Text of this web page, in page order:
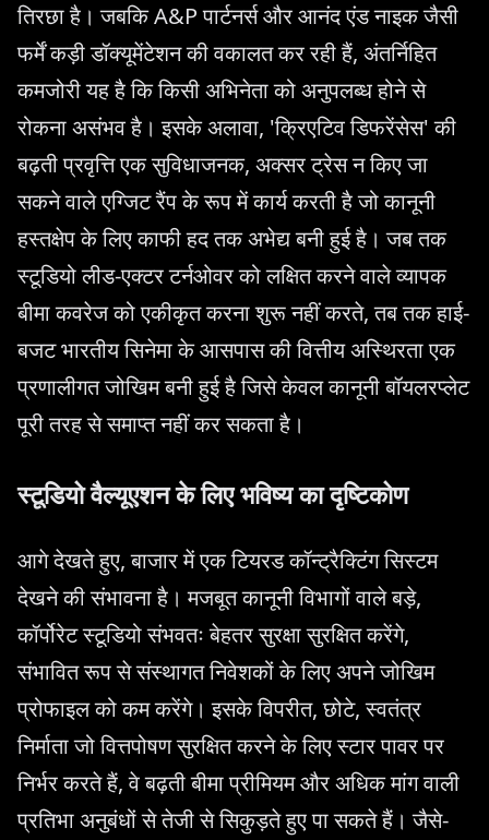
तिरछा है। जबकि A&P पार्टनर्स और आनंद एंड नाइक जैसी
फर्में कड़ी डॉक्यूमेंटेशन की वकालत कर रही हैं, अंतर्निहित
कमजोरी यह है कि किसी अभिनेता को अनुपलब्ध होने से
रोकना असंभव है। इसके अलावा, 'क्रिएटिव डिफरेंसेस' की
बढ़ती प्रवृत्ति एक सुविधाजनक, अक्सर ट्रेस न किए जा
सकने वाले एग्जिट रैंप के रूप में कार्य करती है जो कानूनी
हस्तक्षेप के लिए काफी हद तक अभेद्य बनी हुई है। जब तक
स्टूडियो लीड-एक्टर टर्नओवर को लक्षित करने वाले व्यापक
बीमा कवरेज को एकीकृत करना शुरू नहीं करते, तब तक हाई-
बजट भारतीय सिनेमा के आसपास की वित्तीय अस्थिरता एक
प्रणालीगत जोखिम बनी हुई है जिसे केवल कानूनी बॉयलरप्लेट
पूरी तरह से समाप्त नहीं कर सकता है।
स्टूडियो वैल्यूएशन के लिए भविष्य का दृष्टिकोण
आगे देखते हुए, बाजार में एक टियरड कॉन्ट्रैक्टिंग सिस्टम
देखने की संभावना है। मजबूत कानूनी विभागों वाले बड़े,
कॉर्पोरेट स्टूडियो संभवतः बेहतर सुरक्षा सुरक्षित करेंगे,
संभावित रूप से संस्थागत निवेशकों के लिए अपने जोखिम
प्रोफाइल को कम करेंगे। इसके विपरीत, छोटे, स्वतंत्र
निर्माता जो वित्तपोषण सुरक्षित करने के लिए स्टार पावर पर
निर्भर करते हैं, वे बढ़ती बीमा प्रीमियम और अधिक मांग वाली
प्रतिभा अनुबंधों से तेजी से सिकुड़ते हुए पा सकते हैं। जैसे-